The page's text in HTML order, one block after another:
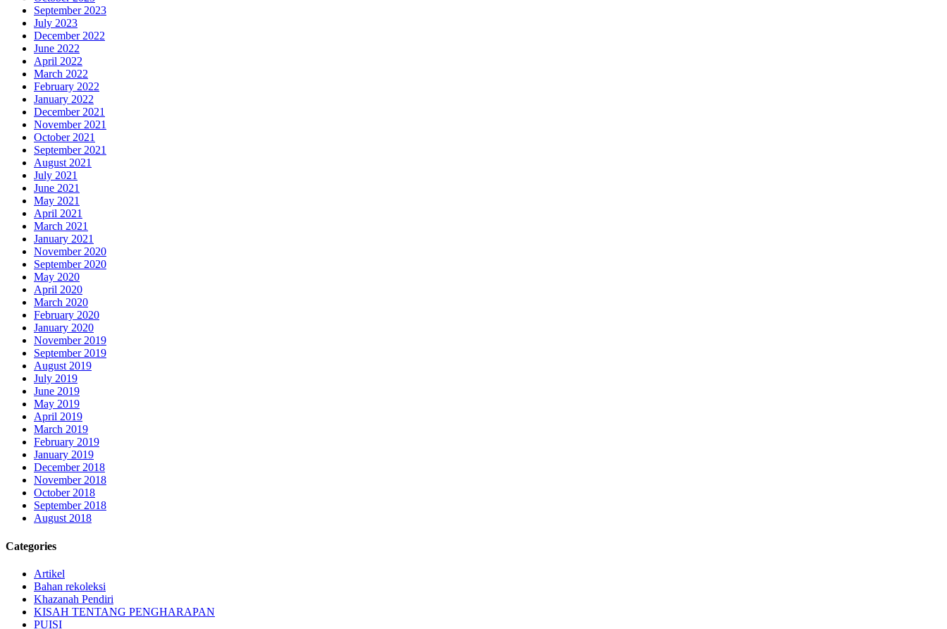
September 2023
July 2023
December 2022
June 2022
April 2022
March 2022
February 2022
January 2022
December 2021
November 2021
October 2021
September 2021
August 2021
July 2021
June 2021
May 2021
April 2021
March 2021
January 2021
November 2020
September 2020
May 2020
April 2020
March 2020
February 2020
January 2020
November 2019
September 2019
August 2019
July 2019
June 2019
May 2019
April 2019
March 2019
February 2019
January 2019
December 2018
November 2018
October 2018
September 2018
August 2018
Categories
Artikel
Bahan rekoleksi
Khazanah Pendiri
KISAH TENTANG PENGHARAPAN
PUISI